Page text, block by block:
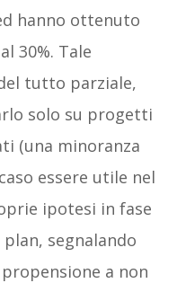
hanno ottenuto
30%. Tale
tutto parziale,
solo su progetti
(una minoranza
essere utile nel
ipotesi in fase
segnalando
a non